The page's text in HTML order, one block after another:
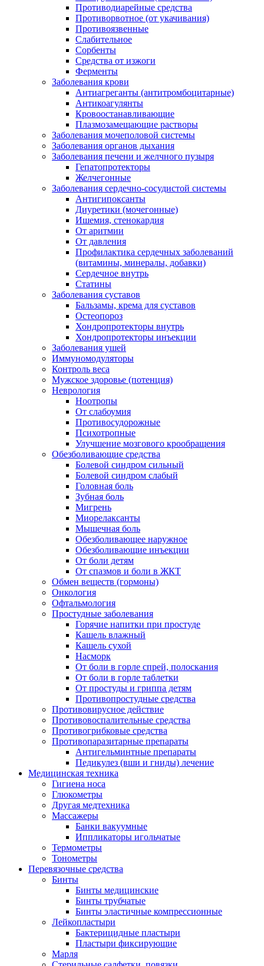
Противодиарейные средства
Противорвотное (от укачивания)
Противоязвенные
Слабительное
Сорбенты
Средства от изжоги
Ферменты
Заболевания крови
Антиагреганты (антитромбоцитарные)
Антикоагулянты
Кровоостанавливающие
Плазмозамещающие растворы
Заболевания мочеполовой системы
Заболевания органов дыхания
Заболевания печени и желчного пузыря
Гепатопротекторы
Желчегонные
Заболевания сердечно-сосудистой системы
Антигипоксанты
Диуретики (мочегонные)
Ишемия, стенокардия
От аритмии
От давления
Профилактика сердечных заболеваний
(витамины, минералы, добавки)
Сердечное внутрь
Статины
Заболевания суставов
Бальзамы, крема для суставов
Остеопороз
Хондропротекторы внутрь
Хондропротекторы инъекции
Заболевания ушей
Иммуномодуляторы
Контроль веса
Мужское здоровье (потенция)
Неврология
Ноотропы
От слабоумия
Противосудорожные
Психотропные
Улучшение мозгового крообращения
Обезболивающие средства
Болевой синдром сильный
Болевой синдром слабый
Головная боль
Зубная боль
Мигрень
Миорелаксанты
Мышечная боль
Обезболивающее наружное
Обезболивающие инъекции
От боли детям
От спазмов и боли в ЖКТ
Обмен веществ (гормоны)
Онкология
Офтальмология
Простудные заболевания
Горячие напитки при простуде
Кашель влажный
Кашель сухой
Насморк
От боли в горле спрей, полоскания
От боли в горле таблетки
От простуды и гриппа детям
Противопростудные средства
Противовирусное действие
Противовоспалительные средства
Противогрибковые средства
Противопаразитарные препараты
Антигельминтные препараты
Педикулез (вши и гниды) лечение
Медицинская техника
Гигиена носа
Глюкометры
Другая медтехника
Массажеры
Банки вакуумные
Иппликаторы игольчатые
Термометры
Тонометры
Перевязочные средства
Бинты
Бинты медицинские
Бинты трубчатые
Бинты эластичные компрессионные
Лейкопластыри
Бактерицидные пластыри
Пластыри фиксирующие
Марля